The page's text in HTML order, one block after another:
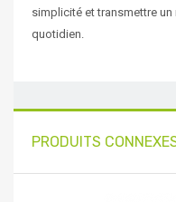
simplicité et transmettre un
quotidien.
PRODUITS